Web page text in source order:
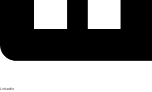
LinkedIn